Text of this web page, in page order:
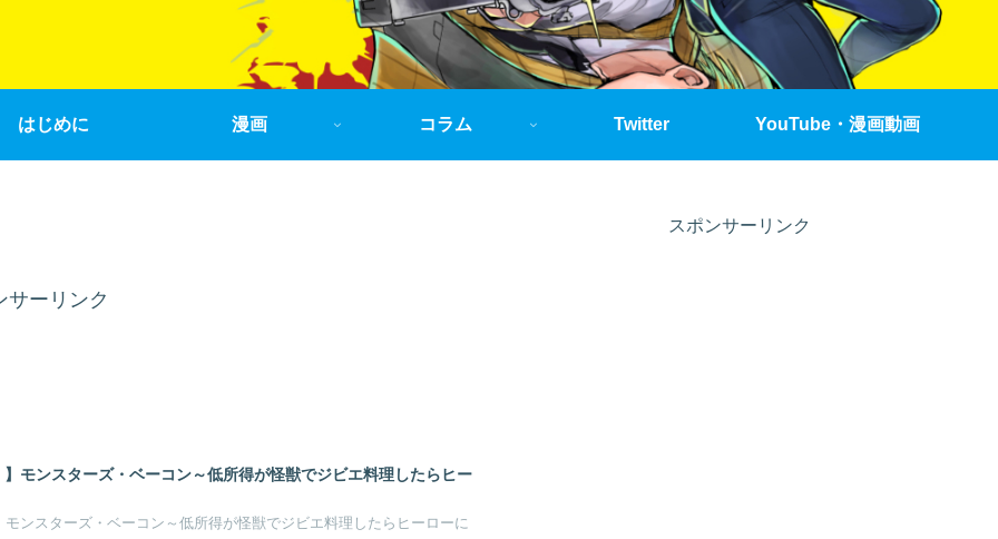
はじめに 漫画 コラム Twitter YouTube・漫画動画
サーリンク
モンスターズ・ベーコン～低所得が怪獣でジビエ料理したらヒー
ンスターズ・ベーコン～低所得が怪獣でジビエ料理したらヒーローに
スポンサーリンク